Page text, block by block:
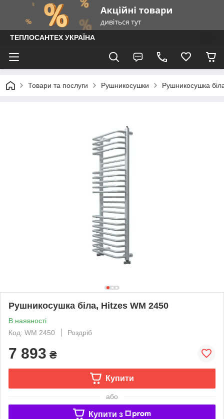
ТЕПЛОСАНТЕХ УКРАЇНА
Товари та послуги Рушникосушки Рушникосушка
Рушникосушка біла, Hitzes WM 2450
В наявності
Код: WM 2450
Роздріб
7 893 ₴
Купити
або
Купити з